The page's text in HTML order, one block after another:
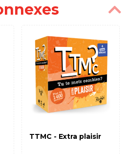
TTMC - Extra plaisir